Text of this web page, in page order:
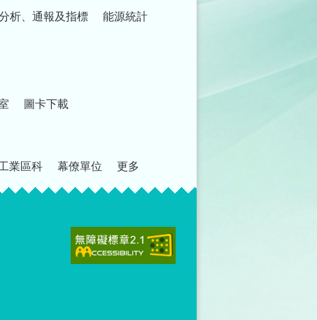
析、通報及指標 能源統計
圖卡下載
業區科 幕僚單位 更多